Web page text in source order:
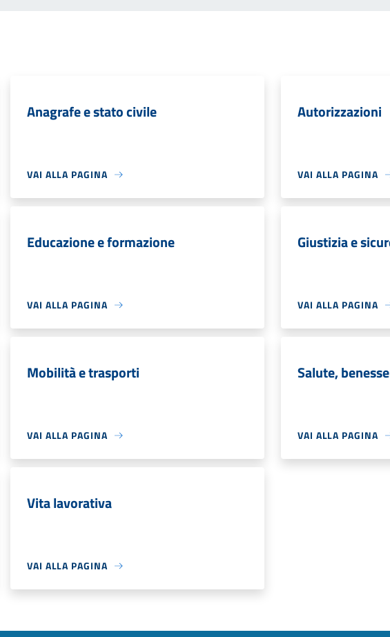
Anagrafe e stato civile
VAI ALLA PAGINA
Autorizzazioni
VAI ALLA PAGINA
Educazione e formazione
VAI ALLA PAGINA
Giustizia e
VAI ALLA PAGINA
Mobilità e trasporti
VAI ALLA PAGINA
Salute,
VAI ALLA PAGINA
Vita lavorativa
VAI ALLA PAGINA